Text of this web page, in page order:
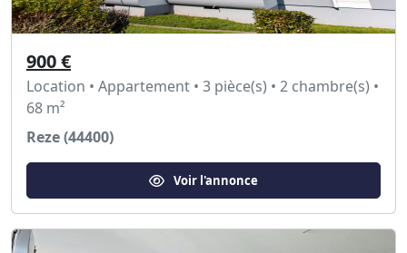
900 €
Location • Appartement • 3 pièce(s) • 2 chambre(s) •
68 m²
Reze (44400)
Voir l'annonce